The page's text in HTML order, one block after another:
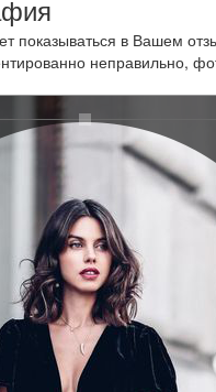
показываться в Вашем
неправильно,